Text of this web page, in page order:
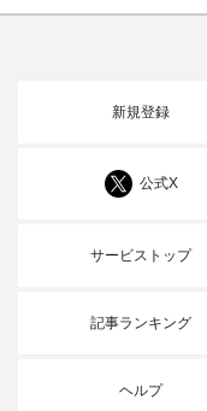
新規登録
公式X
サービストップ
記事ランキング
ヘルプ